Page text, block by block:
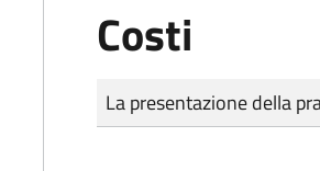
Costi
Tipo di pagamento
Importo
La presentazione della